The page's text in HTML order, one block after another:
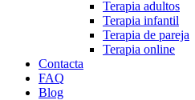
Terapia adultos
Terapia infantil
Terapia de pareja
Terapia online
Contacta
FAQ
Blog